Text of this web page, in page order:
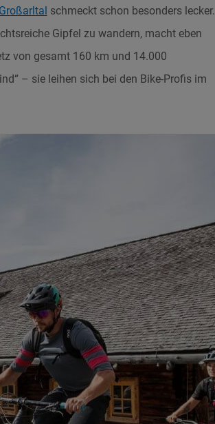
schmeckt schon besonders lecker.
Gipfel zu wandern, macht eben
von gesamt 160 km und 14.000
– sie leihen sich bei den Bike-Profis im